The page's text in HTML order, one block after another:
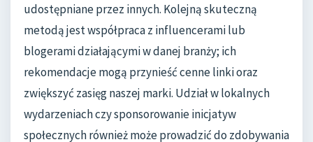
udostępniane przez innych. Kolejną skuteczną
metodą jest współpraca z influencerami lub
blogerami działającymi w danej branży; ich
rekomendacje mogą przynieść cenne linki oraz
zwiększyć zasięg naszej marki. Udział w lokalnych
wydarzeniach czy sponsorowanie inicjatyw
społecznych również może prowadzić do zdobywania